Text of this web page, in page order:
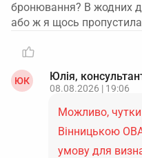
бронювання? В жодних
або ж я щось
ЮК Юлія,
08.08.2026 | 19:06
Можливо,
Вінницькою
умову для